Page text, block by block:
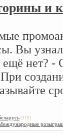
и
Вы
нет? -
(310)